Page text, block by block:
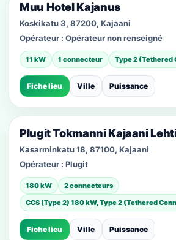
Muu Hotel Kajanus
Koskikatu 3, 87200, Kajaani
Opérateur : Opérateur non renseigné
11 kW 1 connecteur Type 2 (Tethered
Fiche lieu Ville Puissance
Plugit Tokmanni Kajaani
Kasarminkatu 18, 87100, Kajaani
Opérateur : Plugit
180 kW
2 connecteurs
CCS (Type 2) 180 kW, Type 2 (Tethered
Fiche lieu Ville Puissance